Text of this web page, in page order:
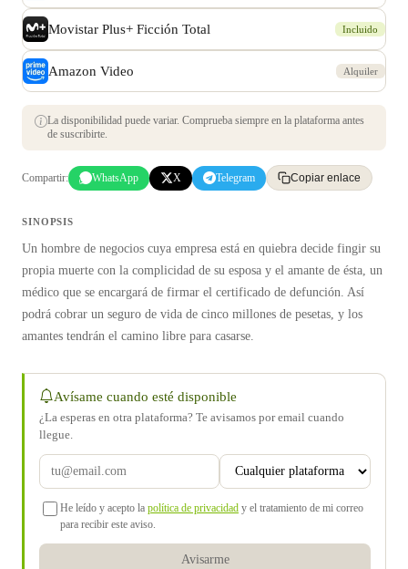
Movistar Plus+ Ficción Total Incluido
Amazon Video Alquiler
La disponibilidad puede variar. Comprueba siempre en la plataforma antes
de suscribirte.
Compartir: WhatsApp X Telegram Copiar enlace
SINOPSIS
Un hombre de negocios cuya empresa está en quiebra decide fingir su
propia muerte con la complicidad de su esposa y el amante de ésta, un
médico que se encargará de firmar el certificado de defunción. Así
podrá cobrar un seguro de vida de cinco millones de pesetas, y los
amantes tendrán el camino libre para casarse.
Avísame cuando esté disponible
¿La esperas en otra plataforma? Te avisamos por email cuando
llegue.
He leído y acepto la política de privacidad y el tratamiento de mi correo
para recibir este aviso.
Avisarme